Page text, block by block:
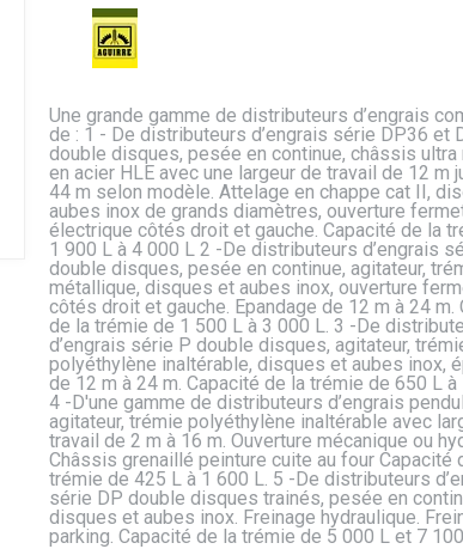
Une grande gamme de distributeurs d’engrais
de : 1 - De distributeurs d’engrais série DP36 et
double disques, pesée en continue, châssis ultra
en acier HLE avec une largeur de travail de 12 m
44 m selon modèle. Attelage en chappe cat II,
aubes inox de grands diamètres, ouverture
électrique côtés droit et gauche. Capacité de la
1 900 L à 4 000 L 2 -De distributeurs d’engrais
double disques, pesée en continue, agitateur,
métallique, disques et aubes inox, ouverture
côtés droit et gauche. Epandage de 12 m à 24 m.
de la trémie de 1 500 L à 3 000 L. 3 -De
d’engrais série P double disques, agitateur,
polyéthylène inaltérable, disques et aubes inox,
de 12 m à 24 m. Capacité de la trémie de 650 L à
4 -D'une gamme de distributeurs d’engrais
agitateur, trémie polyéthylène inaltérable avec
travail de 2 m à 16 m. Ouverture mécanique ou
Châssis grenaillé peinture cuite au four Capacité
trémie de 425 L à 1 600 L. 5 -De distributeurs
série DP double disques trainés, pesée en
disques et aubes inox. Freinage hydraulique.
parking. Capacité de la trémie de 5 000 L et 7